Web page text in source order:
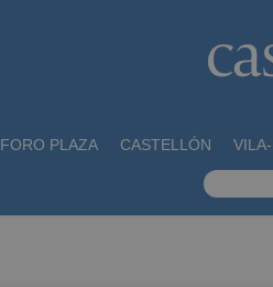
FORO PLAZA CASTELLÓN VILA-